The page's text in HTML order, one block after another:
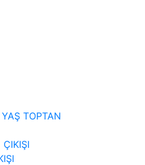
TOPTAN
ÇIKIŞI